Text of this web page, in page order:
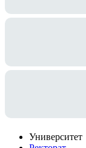
Университет